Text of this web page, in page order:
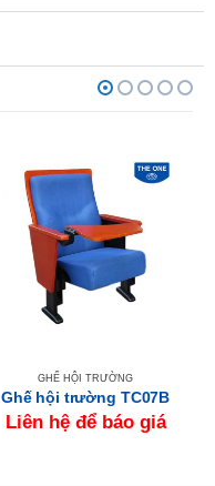
GHẾ HỘI TRƯỜNG
Ghế hội trường TC07B
Liên hệ để báo giá